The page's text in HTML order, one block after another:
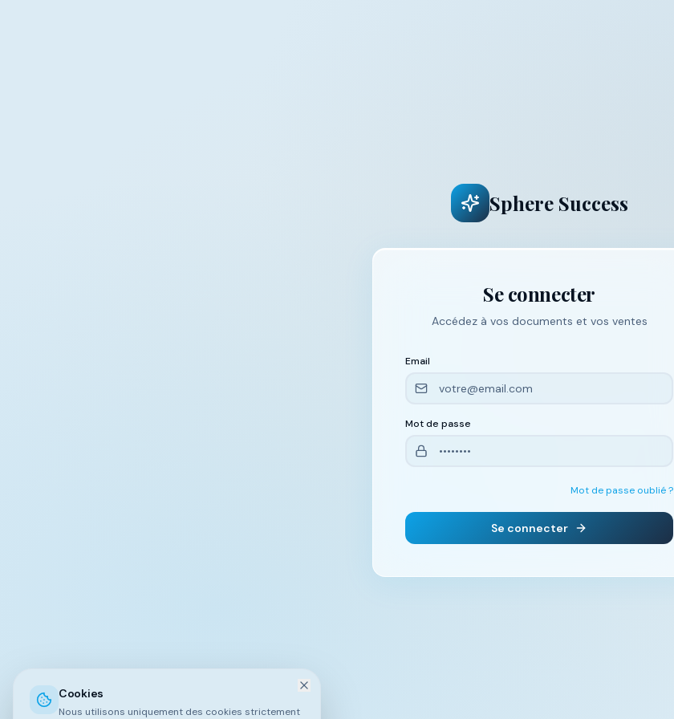
Sphere Success
Se connecter
Accédez à vos documents et vos ventes
Email
Mot de passe
Mot de passe oublié ?
Se connecter
Cookies
Nous utilisons uniquement des cookies strictement